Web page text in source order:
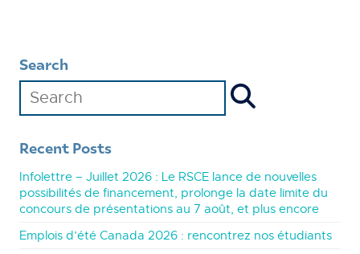
Search
Recent Posts
Infolettre – Juillet 2026 : Le RSCE lance de nouvelles
possibilités de financement, prolonge la date limite du
concours de présentations au 7 août, et plus encore
Emplois d’été Canada 2026 : rencontrez nos étudiants